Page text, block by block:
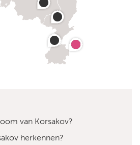
van Korsakov?
herkennen?